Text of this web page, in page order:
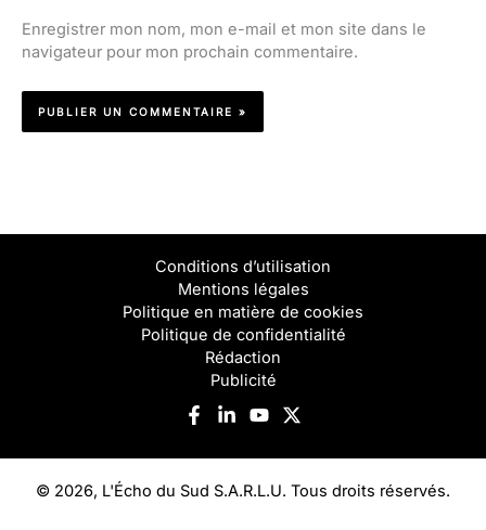
Enregistrer mon nom, mon e-mail et mon site dans le
navigateur pour mon prochain commentaire.
Conditions d’utilisation
Mentions légales
Politique en matière de cookies
Politique de confidentialité
Rédaction
Publicité
© 2026, L'Écho du Sud S.A.R.L.U. Tous droits réservés.